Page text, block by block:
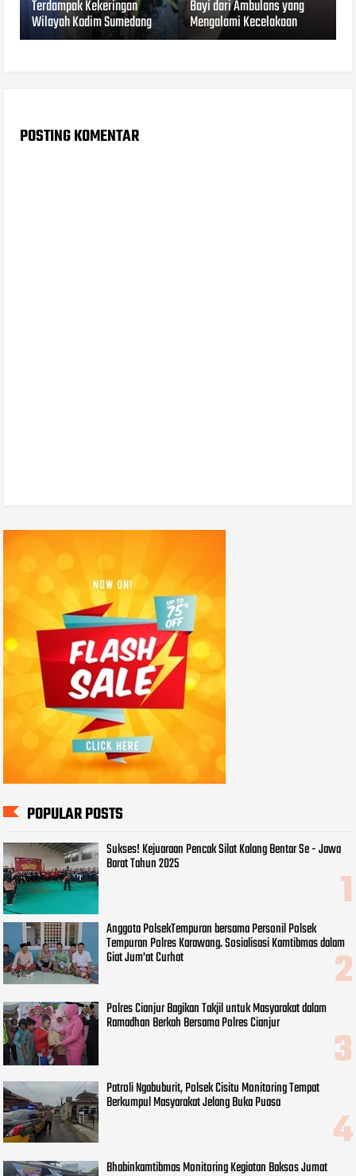
Terdampak Kekeringan
Wilayah Kodim Sumedang
Bayi dari Ambulans yang
Mengalami Kecelakaan
POSTING KOMENTAR
POPULAR POSTS
Sukses! Kejuaraan Pencak Silat Kalang Bentar Se - Jawa
Barat Tahun 2025
Anggota PolsekTempuran bersama Personil Polsek
Tempuran Polres Karawang. Sosialisasi Kamtibmas dalam
Giat Jum'at Curhat
Polres Cianjur Bagikan Takjil untuk Masyarakat dalam
Ramadhan Berkah Bersama Polres Cianjur
Patroli Ngabuburit, Polsek Cisitu Monitoring Tempat
Berkumpul Masyarakat Jelang Buka Puasa
Bhabinkamtibmas Monitoring Kegiatan Baksos Jumat